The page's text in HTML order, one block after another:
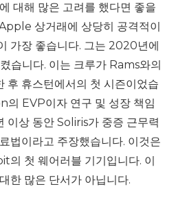
대해 많은 고려를 했다면 좋을
상거래에 상당히 공격적이
가장 좋습니다. 그는 2020년에
습니다. 이는 크루가 Rams와의
후 휴스턴에서의 첫 시즌이었습
의 EVP이자 연구 및 성장 책임
상 동안 Soliris가 중증 근무력
법이라고 주장했습니다. 이것은
첫 웨어러블 기기입니다. 이
한 많은 단서가 아닙니다.